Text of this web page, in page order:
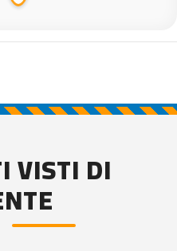
VISTI DI